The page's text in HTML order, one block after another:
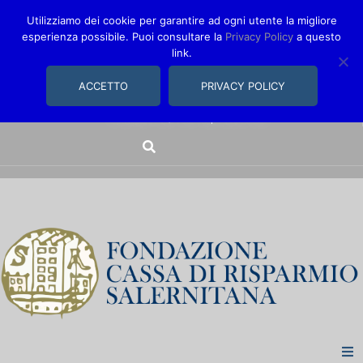
comunica@fondazionecarisal.it089 230611
Utilizziamo dei cookie per garantire ad ogni utente la migliore
esperienza possibile. Puoi consultare la Privacy Policy a questo
link.
ACCETTO PRIVACY POLICY